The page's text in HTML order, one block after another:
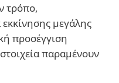
τρόπο,
μεγάλης
προσέγγιση
παραμένουν